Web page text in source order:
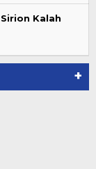
Kalah
+
Hasil
Te…